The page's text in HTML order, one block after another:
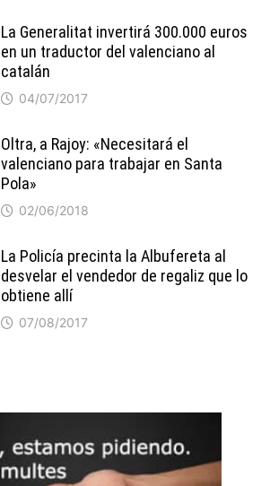
La Generalitat invertirá 300.000 euros
en un traductor del valenciano al
catalán
04/07/2017
Oltra, a Rajoy: «Necesitará el
valenciano para trabajar en Santa
Pola»
02/06/2018
La Policía precinta la Albufereta al
desvelar el vendedor de regaliz que lo
obtiene allí
07/08/2017